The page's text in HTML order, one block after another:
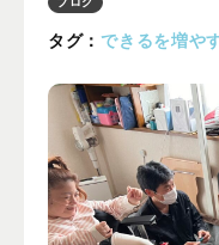
プ
タグ：できるを増や